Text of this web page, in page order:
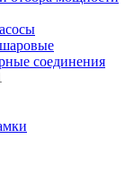
соединения